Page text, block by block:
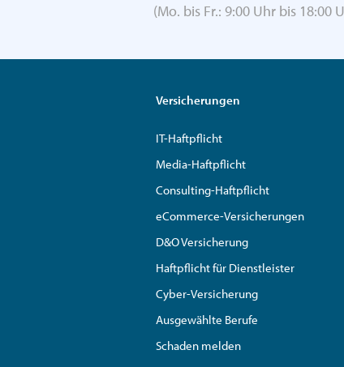
(Mo. bis Fr.: 9:00 Uhr bis 18:00
Versicherungen
IT-Haftpflicht
Media-Haftpflicht
Consulting-Haftpflicht
eCommerce-Versicherungen
D&O Versicherung
Haftpflicht für Dienstleister
Cyber-Versicherung
Ausgewählte Berufe
Schaden melden